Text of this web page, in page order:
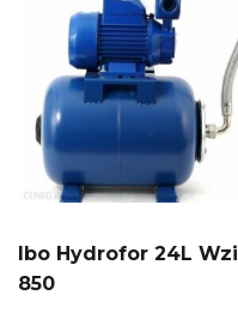
Ibo Hydrofor 24L Wzi
850